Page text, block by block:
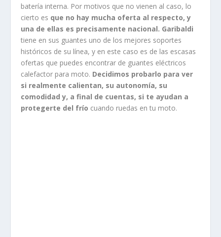
batería interna. Por motivos que no vienen al caso, lo
cierto es que no hay mucha oferta al respecto, y
una de ellas es precisamente nacional. Garibaldi
tiene en sus guantes uno de los mejores soportes
históricos de su línea, y en este caso es de las escasas
ofertas que puedes encontrar de guantes eléctricos
calefactor para moto. Decidimos probarlo para ver
si realmente calientan, su autonomía, su
comodidad y, a final de cuentas, si te ayudan a
protegerte del frío cuando ruedas en tu moto.